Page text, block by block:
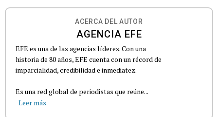
ACERCA DEL AUTOR
AGENCIA EFE
EFE es una de las agencias líderes. Con una
historia de 80 años, EFE cuenta con un récord de
imparcialidad, credibilidad e inmediatez.
Es una red global de periodistas que reúne...
Leer más